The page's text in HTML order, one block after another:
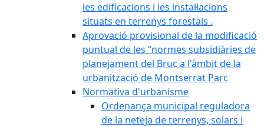
les edificacions i les instal·lacions
situats en terrenys forestals .
Aprovació provisional de la modificació
puntual de les “normes subsidiàries de
planejament del Bruc a l'àmbit de la
urbanització de Montserrat Parc
Normativa d'urbanisme
Ordenança municipal reguladora
de la neteja de terrenys, solars i